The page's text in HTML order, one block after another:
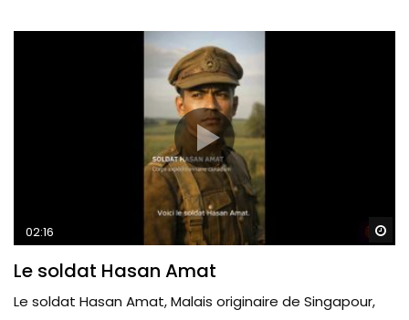
02:16
Le soldat Hasan Amat
Le soldat Hasan Amat, Malais originaire de Singapour,